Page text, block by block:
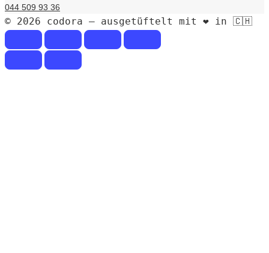
044 509 93 36
© 2026 codora – ausgetüftelt mit ❤️ in 🇨🇭